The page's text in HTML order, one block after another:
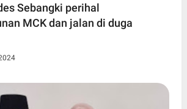
Sebangki perihal
MCK dan jalan di duga